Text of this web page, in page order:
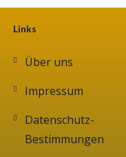
Links
Über uns
Impressum
Datenschutz-
Bestimmungen